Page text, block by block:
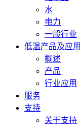
水
电力
一般行业
低温产品及应用
概述
产品
行业应用
服务
支持
关于支持